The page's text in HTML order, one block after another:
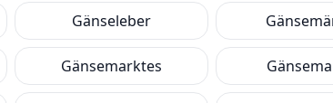
Gänseleber
Gänsemarktes